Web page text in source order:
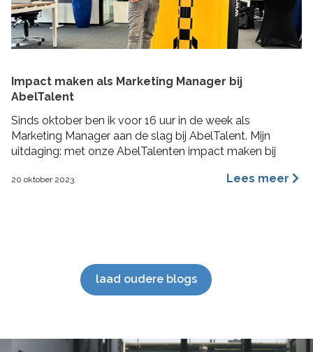
Impact maken als Marketing Manager bij
AbelTalent
Sinds oktober ben ik voor 16 uur in de week als
Marketing Manager aan de slag bij AbelTalent. Mijn
uitdaging: met onze AbelTalenten impact maken bij
voornamelijk bezig houden met branding, content
20 oktober 2023 Lees meer
laad oudere blogs